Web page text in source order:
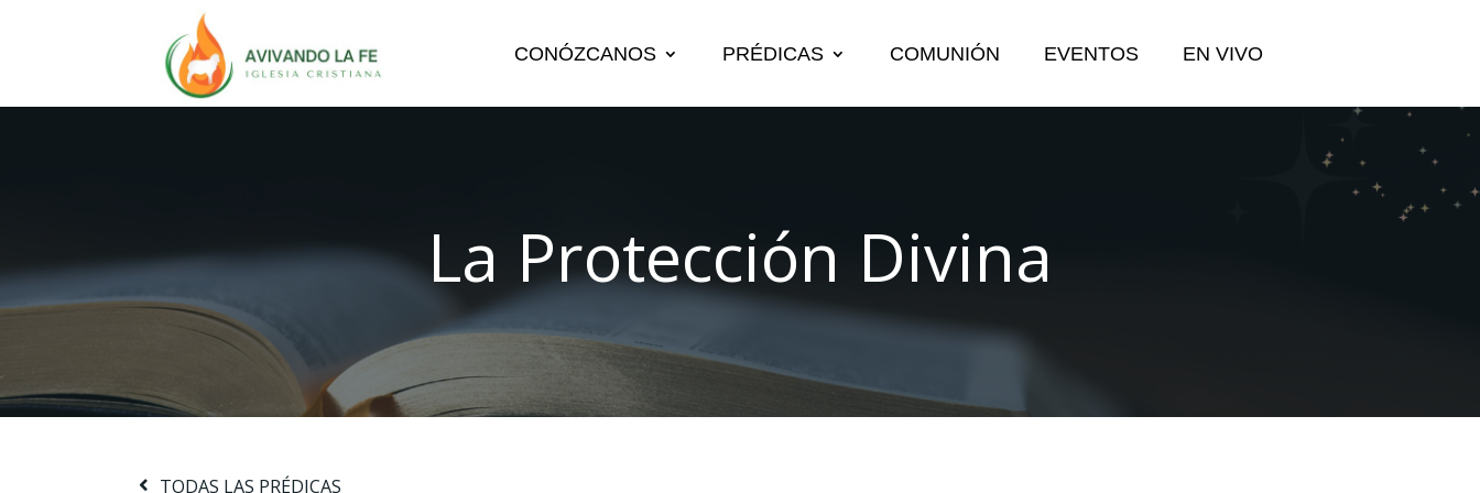
CONÓZCANOS PRÉDICAS COMUNIÓN EVENTOS EN VIVO
La Protección Divina
TODAS LAS PRÉDICAS